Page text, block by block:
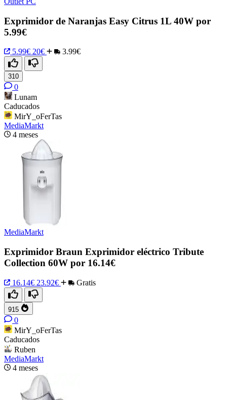
Exprimidor de Naranjas Easy Citrus 1L 40W por
5.99€
5.99€ 20€ 3.99€
310
0
Lunam
Caducados
MirY_oFerTas
MediaMarkt
4 meses
MediaMarkt
Exprimidor Braun Exprimidor eléctrico Tribute
Collection 60W por 16.14€
16.14€ 23.92€ Gratis
915
0
MirY_oFerTas
Caducados
Ruben
MediaMarkt
4 meses